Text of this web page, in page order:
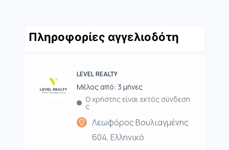
Πληροφορίες αγγελιοδότη
LEVEL REALTY
Μέλος από: 3 μήνες
Ο χρήστης είναι εκτός σύνδεση
ς
Λεωφόρος Βουλιαγμένης
604, Ελληνικό